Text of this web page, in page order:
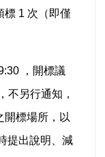
標 1 次（即僅
，開標議
不另行通知，
開標場所，以
提出說明、減